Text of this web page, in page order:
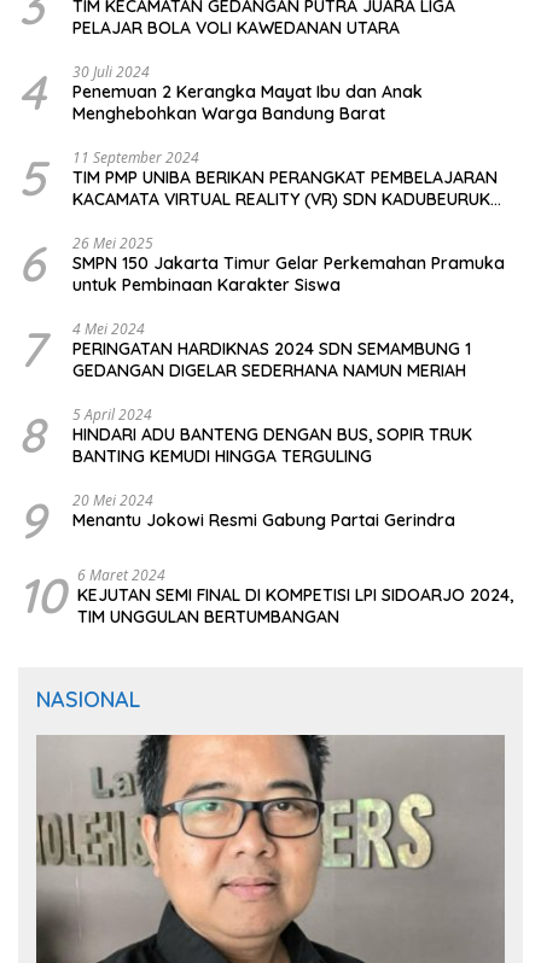
TIM KECAMATAN GEDANGAN PUTRA JUARA LIGA
PELAJAR BOLA VOLI KAWEDANAN UTARA
4 30 Juli 2024
Penemuan 2 Kerangka Mayat Ibu dan Anak
Menghebohkan Warga Bandung Barat
5 11 September 2024
TIM PMP UNIBA BERIKAN PERANGKAT PEMBELAJARAN
KACAMATA VIRTUAL REALITY (VR) SDN KADUBEURUK
6 26 Mei 2025
SMPN 150 Jakarta Timur Gelar Perkemahan Pramuka
untuk Pembinaan Karakter Siswa
7 4 Mei 2024
PERINGATAN HARDIKNAS 2024 SDN SEMAMBUNG 1
GEDANGAN DIGELAR SEDERHANA NAMUN MERIAH
8 5 April 2024
HINDARI ADU BANTENG DENGAN BUS, SOPIR TRUK
BANTING KEMUDI HINGGA TERGULING
9 20 Mei 2024
Menantu Jokowi Resmi Gabung Partai Gerindra
10 6 Maret 2024
KEJUTAN SEMI FINAL DI KOMPETISI LPI SIDOARJO 2024,
TIM UNGGULAN BERTUMBANGAN
NASIONAL